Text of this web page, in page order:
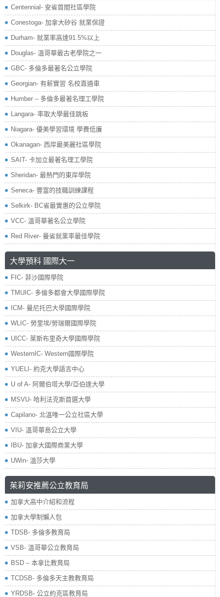
Centennial- 安省首間社區學院
Conestoga- 加拿大矽谷 就業保證
Durham- 就業率高達91.5%以上
Douglas- 溫哥華最古老學院之一
GBC- 多倫多最著名公立學院
Georgian- 有薪實習 名校直通車
Humber – 多倫多最著名理工學院
Langara- 率取大學最佳跳板
Niagara- 優美學習環境 學費低廉
Okanagan- 西岸最美麗社區學院
SAIT- 卡加立最著名理工學院
Sheridan- 最熱門的東岸學院
Seneca- 豐富的技職訓練課程
Selkirk- BC省最實惠的公立學院
VCC- 溫哥華著名公立學院
Red River- 曼省就業率最佳學院
大學預科 國際大一
FIC- 菲沙國際學院
TMUIC- 多倫多都會大學國際學院
ICM- 曼尼托巴大學國際學院
WLIC- 勞里埃/勞瑞爾國際學院
UICC- 萊斯布里奇大學國際學院
WesternIC- Western國際學院
YUELI- 約克大學語言中心
U of A- 阿爾伯塔大學/亞伯達大學
MSVU- 哈利法克斯首選大學
Capilano- 北溫唯一公立社區大學
VIU- 溫哥華島公立大學
IBU- 加拿大國際商業大學
UWin- 溫莎大學
茱莉安推薦公立教育局
加拿大高中介紹和流程
加拿大學制懶人包
TDSB- 多倫多教育局
VSB- 溫哥華公立教育局
BSD – 本拿比教育局
TCDSB- 多倫多天主教教育局
YRDSB- 公立約克區教育局